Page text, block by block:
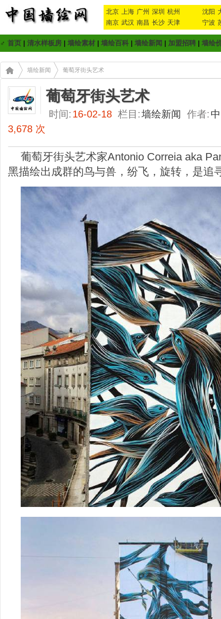
北京 上海 广州 深圳 杭州
南京 武汉 南昌 长沙 天津
沈阳
宁波
♂ 首页 | 清水样板房 | 墙绘素材 | 墙绘百科 | 墙绘新闻 | 加盟招聘 | 墙绘
墙绘新闻 葡萄牙街头艺术
葡萄牙街头艺术
时间: 16-02-18 栏目:墙绘新闻 作者:
3,678 次
葡萄牙街头艺术家Antonio Correia aka
黑描绘出成群的鸟与兽，纷飞，旋转，是追